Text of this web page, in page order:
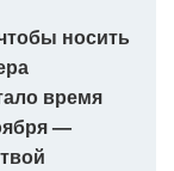
носить
время
—